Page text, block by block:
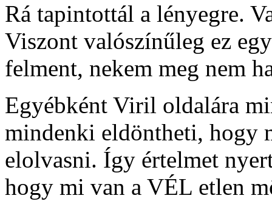
Rá tapintottál a lényegre.
Viszont valószínűleg ez
felment, nekem meg nem
Egyébként Viril oldalára
mindenki eldöntheti, hogy
elolvasni. Így értelmet
hogy mi van a VÉL etlen